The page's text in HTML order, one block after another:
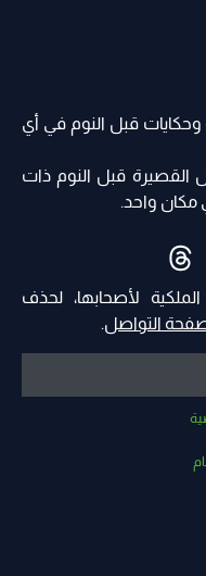
قبل النوم في أي
قبل النوم ذات
مكان واحد.
لأصحابها، لحذف
التواصل.